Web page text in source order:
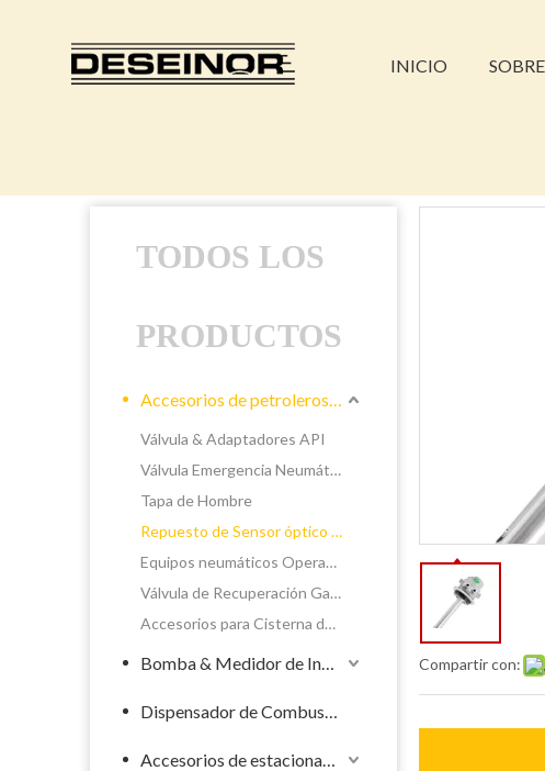
INICIO
TODOS LOS
PRODUCTOS
Accesorios de petroleros líquidos
Válvula & Adaptadores API
Válvula Emergencia Neumática &Manual
Tapa de Hombre
Repuesto de Sensor óptico de Sobrellenado
Equipos neumáticos Operador & Comando Compartimento
Válvula de Recuperación Gases
Accesorios para Cisterna de riego
Bomba & Medidor de Industrial
Dispensador de Combustible
Accesorios de estacionamiento de llenado
Compartir con: